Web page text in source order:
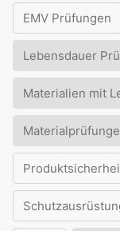
EMV Prüfungen
Lebensdauer
Materialien mit